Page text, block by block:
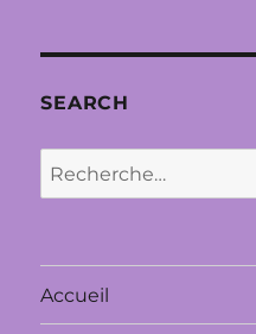
SEARCH
Recherche
pour :
Accueil